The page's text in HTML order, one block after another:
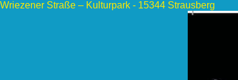
Wriezener Straße – Kulturpark - 15344 Strausberg